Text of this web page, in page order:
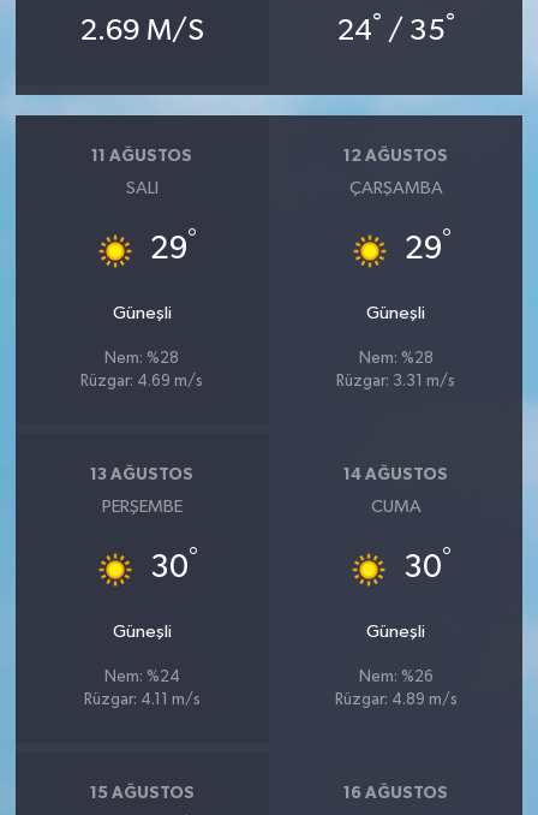
2.69 M/S 24° / 35°
11 AĞUSTOS
SALI
29°
Güneşli
Nem: %28
Rüzgar: 4.69 m/s
12 AĞUSTOS
ÇARŞAMBA
29°
Güneşli
Nem: %28
Rüzgar: 3.31 m/s
13 AĞUSTOS
PERŞEMBE
30°
Güneşli
Nem: %24
Rüzgar: 4.11 m/s
14 AĞUSTOS
CUMA
30°
Güneşli
Nem: %26
Rüzgar: 4.89 m/s
15 AĞUSTOS 16 AĞUSTOS